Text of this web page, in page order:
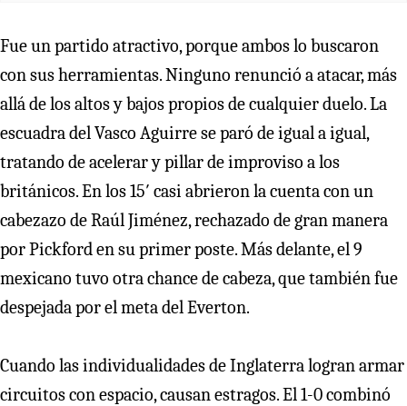
Fue un partido atractivo, porque ambos lo buscaron
con sus herramientas. Ninguno renunció a atacar, más
allá de los altos y bajos propios de cualquier duelo. La
escuadra del Vasco Aguirre se paró de igual a igual,
tratando de acelerar y pillar de improviso a los
británicos. En los 15′ casi abrieron la cuenta con un
cabezazo de Raúl Jiménez, rechazado de gran manera
por Pickford en su primer poste. Más delante, el 9
mexicano tuvo otra chance de cabeza, que también fue
despejada por el meta del Everton.
Cuando las individualidades de Inglaterra logran armar
circuitos con espacio, causan estragos. El 1-0 combinó